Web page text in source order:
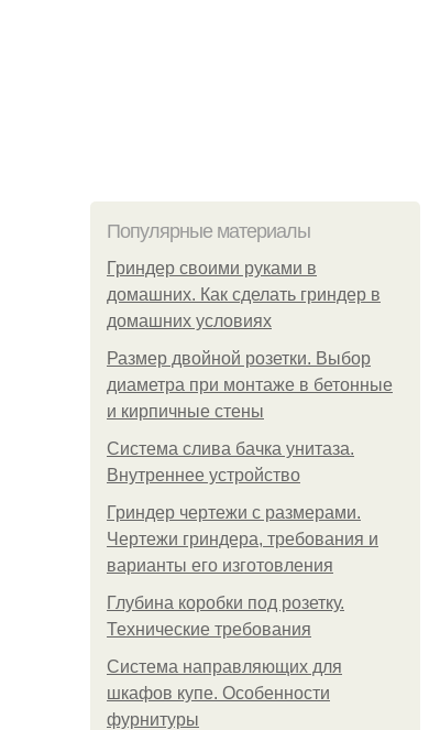
Популярные материалы
Гриндер своими руками в
домашних. Как сделать гриндер в
домашних условиях
Размер двойной розетки. Выбор
диаметра при монтаже в бетонные
и кирпичные стены
Система слива бачка унитаза.
Внутреннее устройство
Гриндер чертежи с размерами.
Чертежи гриндера, требования и
варианты его изготовления
Глубина коробки под розетку.
Технические требования
Система направляющих для
шкафов купе. Особенности
фурнитуры